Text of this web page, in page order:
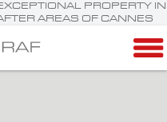
PROPERTY IN
AREAS OF CANNES